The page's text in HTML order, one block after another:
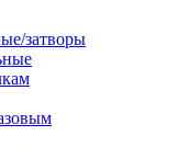
затворы